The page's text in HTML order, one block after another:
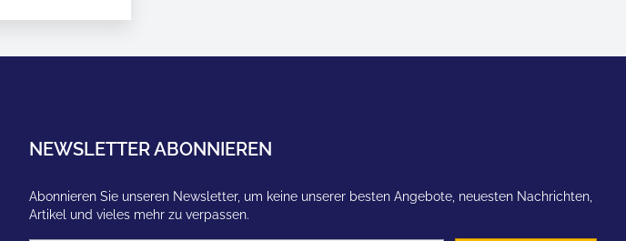
NEWSLETTER ABONNIEREN
Abonnieren Sie unseren Newsletter, um keine unserer besten Angebote, neuesten Nachrichten,
Artikel und vieles mehr zu verpassen.